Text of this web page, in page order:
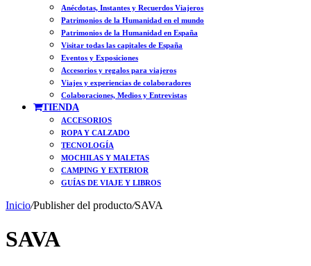
Anécdotas, Instantes y Recuerdos Viajeros
Patrimonios de la Humanidad en el mundo
Patrimonios de la Humanidad en España
Visitar todas las capitales de España
Eventos y Exposiciones
Accesorios y regalos para viajeros
Viajes y experiencias de colaboradores
Colaboraciones, Medios y Entrevistas
TIENDA
ACCESORIOS
ROPA Y CALZADO
TECNOLOGÍA
MOCHILAS Y MALETAS
CAMPING Y EXTERIOR
GUÍAS DE VIAJE Y LIBROS
Inicio/Publisher del producto/SAVA
SAVA